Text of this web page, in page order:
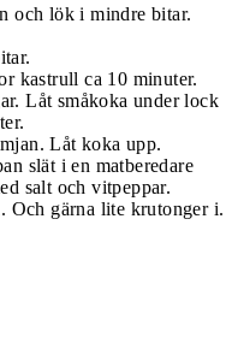
och lök i mindre bitar.
kastrull ca 10 minuter.
Låt småkoka under lock
Låt koka upp.
slät i en matberedare
salt och vitpeppar.
Och gärna lite krutonger i.